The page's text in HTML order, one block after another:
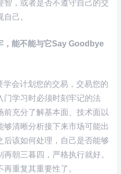
智，或者是否不遵守自己的交
己。
，能不能与它Say Goodbye
学会计划您的交易，交易您的
门学习时必须时刻牢记的法
前充分了解基本面、技术面以
够清晰分析接下来市场可能出
后该如何处理，自己是否能够
朝三暮四，严格执行就好。
重复其重要性了。